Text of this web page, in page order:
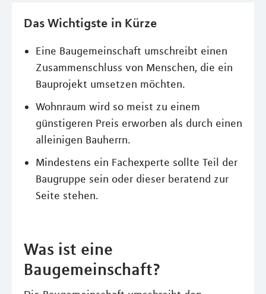
Das Wichtigste in Kürze
Eine Baugemeinschaft umschreibt einen
Zusammenschluss von Menschen, die ein
Bauprojekt umsetzen möchten.
Wohnraum wird so meist zu einem
günstigeren Preis erworben als durch einen
alleinigen Bauherrn.
Mindestens ein Fachexperte sollte Teil der
Baugruppe sein oder dieser beratend zur
Seite stehen.
Was ist eine
Baugemeinschaft?